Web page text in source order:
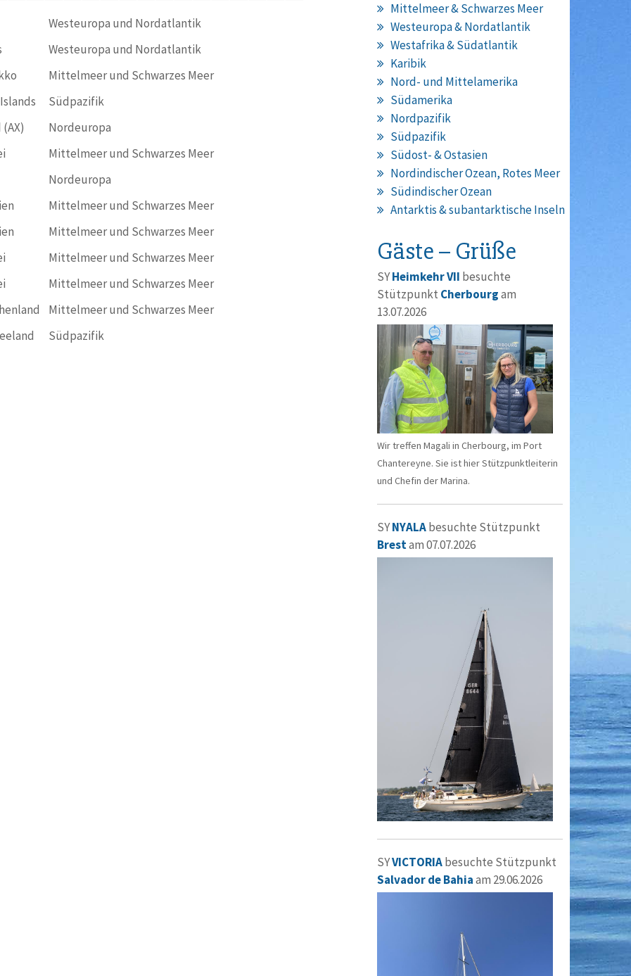
Westeuropa und Nordatlantik
Westeuropa und Nordatlantik
Mittelmeer und Schwarzes Meer
Südpazifik
Nordeuropa
Mittelmeer und Schwarzes Meer
Nordeuropa
Mittelmeer und Schwarzes Meer
Mittelmeer und Schwarzes Meer
Mittelmeer und Schwarzes Meer
Mittelmeer und Schwarzes Meer
Mittelmeer und Schwarzes Meer
Südpazifik
Mittelmeer & Schwarzes Meer
Westeuropa & Nordatlantik
Westafrika & Südatlantik
Karibik
Nord- und Mittelamerika
Südamerika
Nordpazifik
Südpazifik
Südost- & Ostasien
Nordindischer Ozean, Rotes Meer
Südindischer Ozean
Antarktis & subantarktische Inseln
Gäste – Grüße
SYHeimkehr VII besuchte
Stützpunkt Cherbourgam
13.07.2026
Wir treffen Magali in Cherbourg, im Port
Chantereyne. Sie ist hier Stützpunktleiterin
und Chefin der Marina.
SYNYALAbesuchte Stützpunkt
Brestam 07.07.2026
SYVICTORIAbesuchte Stützpunkt
Salvador de Bahiaam 29.06.2026